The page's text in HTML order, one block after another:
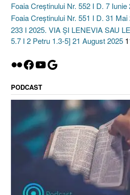
Foaia Creștinului Nr. 552 I D. 7 Iunie
Foaia Creștinului Nr. 551 I D. 31 Mai
233 I 2025. VIA ȘI LENEVIA SAU
5.7 I 2 Petru 1.3-5] 21 August 2025
Flickr
Facebook
YouTube
Google
PODCAST